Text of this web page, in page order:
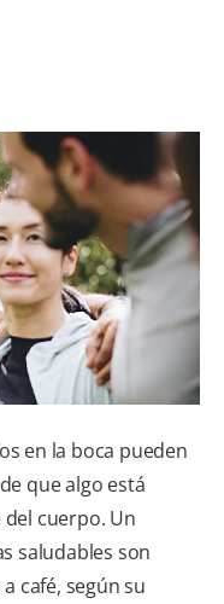
PROMOCIONES
CR (ES)
SUSCRÍBASE
en la boca pueden
que algo está
cuerpo. Un
saludables son
café, según su